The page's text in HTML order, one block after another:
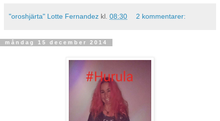
"oroshjärta" Lotte Fernandez kl. 08:30 2 kommentarer:
måndag 15 december 2014